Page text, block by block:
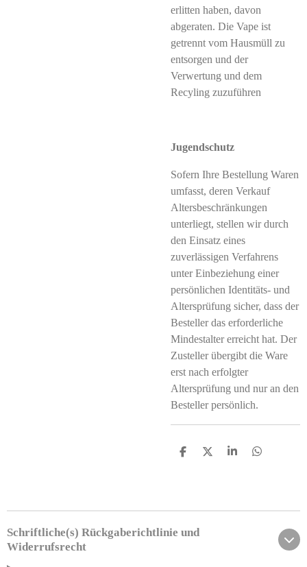
erlitten haben, davon
abgeraten. Die Vape ist
getrennt vom Hausmüll zu
entsorgen und der
Verwertung und dem
Recyling zuzuführen
Jugendschutz
Sofern Ihre Bestellung Waren
umfasst, deren Verkauf
Altersbeschränkungen
unterliegt, stellen wir durch
den Einsatz eines
zuverlässigen Verfahrens
unter Einbeziehung einer
persönlichen Identitäts- und
Altersprüfung sicher, dass der
Besteller das erforderliche
Mindestalter erreicht hat. Der
Zusteller übergibt die Ware
erst nach erfolgter
Altersprüfung und nur an den
Besteller persönlich.
T
n
T
n
T
n
T
n
Schriftliche(s) Rückgaberichtlinie und
Widerrufsrecht